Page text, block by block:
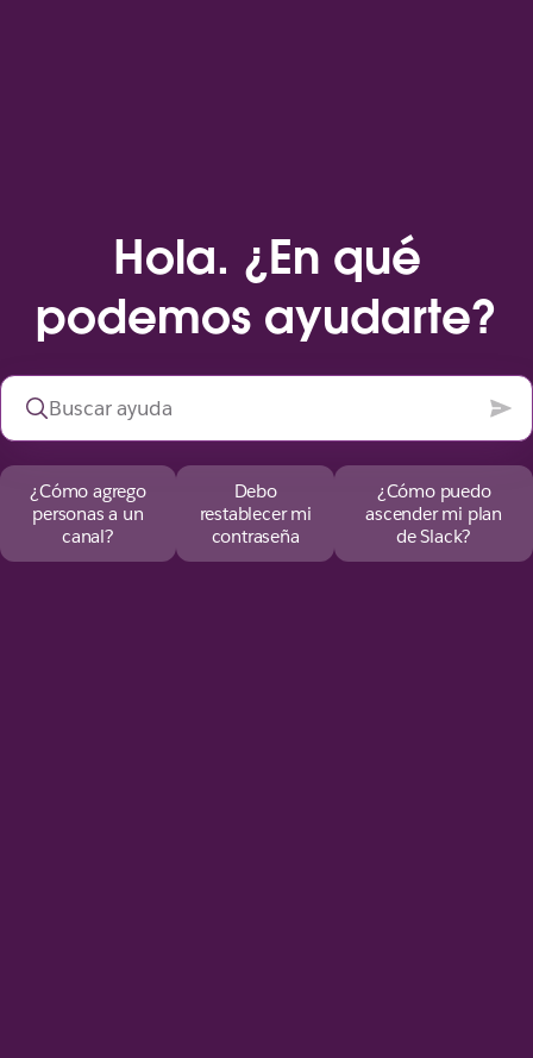
Hola. ¿En qué
podemos ayudarte?
¿Cómo agrego
personas a un
canal?
Debo
restablecer mi
contraseña
¿Cómo puedo
ascender mi plan
de Slack?